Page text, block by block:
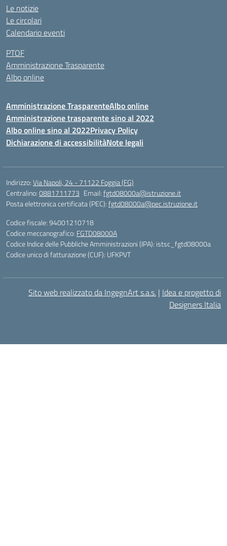
Le notizie
Le circolari
Calendario eventi
PTOF
Amministrazione Trasparente
Albo online
Amministrazione TrasparenteAlbo online
Amministrazione trasparente sino al 2022
Albo online sino al 2022Privacy Policy
Dichiarazione di accessibilitàNote legali
Indirizzo:Via Napoli, 24 - 71122 Foggia (FG)
Centralino:0881711773 Email:fgtd08000a@istruzione.it
Posta elettronica certificata (PEC):fgtd08000a@pec.istruzione.it
Codice fiscale: 94001210718
Codice meccanografico: FGTD08000A
Codice Indice delle Pubbliche Amministrazioni (IPA): istsc_fgtd08000a
Codice unico di fatturazione (CUF): UFKPVT
Sito web realizzato da IngegnArt s.a.s. | Idea e progetto di
Designers Italia